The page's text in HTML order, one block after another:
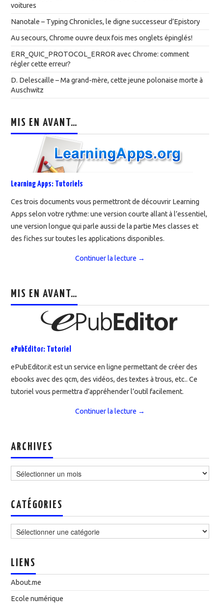
voitures
Nanotale – Typing Chronicles, le digne successeur d’Epistory
Au secours, Chrome ouvre deux fois mes onglets épinglés!
ERR_QUIC_PROTOCOL_ERROR avec Chrome: comment
régler cette erreur?
D. Delescaille – Ma grand-mère, cette jeune polonaise morte à
Auschwitz
MIS EN AVANT…
Learning Apps: Tutoriels
Ces trois documents vous permettront de découvrir Learning
Apps selon votre rythme: une version courte allant à l’essentiel,
une version longue qui parle aussi de la partie Mes classes et
des fiches sur toutes les applications disponibles.
Continuer la lecture →
MIS EN AVANT…
ePubEditor: Tutoriel
ePubEditor.it est un service en ligne permettant de créer des
ebooks avec des qcm, des vidéos, des textes à trous, etc.. Ce
tutoriel vous permettra d’appréhender l’outil facilement.
Continuer la lecture →
ARCHIVES
CATÉGORIES
LIENS
About.me
Ecole numérique